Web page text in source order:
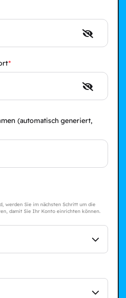
(automatisch generiert,
werden Sie im nächsten Schritt um die
damit Sie Ihr Konto einrichten können.